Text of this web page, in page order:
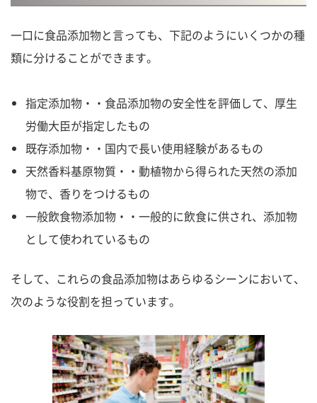
一口に食品添加物と言っても、下記のようにいくつかの種
類に分けることができます。
指定添加物・・食品添加物の安全性を評価して、厚生
労働大臣が指定したもの
既存添加物・・国内で長い使用経験があるもの
天然香料基原物質・・動植物から得られた天然の添加
物で、香りをつけるもの
一般飲食物添加物・・一般的に飲食に供され、添加物
として使われているもの
そして、これらの食品添加物はあらゆるシーンにおいて、
次のような役割を担っています。